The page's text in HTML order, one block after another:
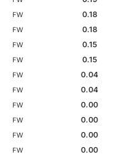
FW
0.18
FW
0.18
FW
0.15
FW
0.15
FW
0.04
FW
0.04
FW
0.00
FW
0.00
FW
0.00
FW
0.00